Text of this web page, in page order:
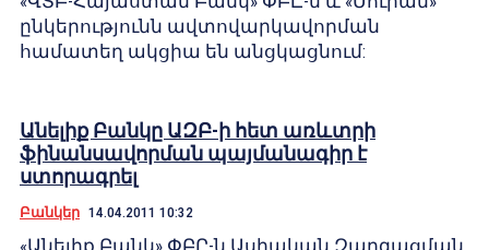
ընկերությունն ավտովարկավորման
համատեղ ակցիա են անցկացնում:
Անելիք Բանկը ԱԶԲ-ի հետ առևտրի
ֆինանսավորման պայմանագիր է
ստորագրել
Բանկեր 14.04.2011 10:32
«Անելիք Բանկ» ՓԲԸ-ն Ասիական Զարգացման